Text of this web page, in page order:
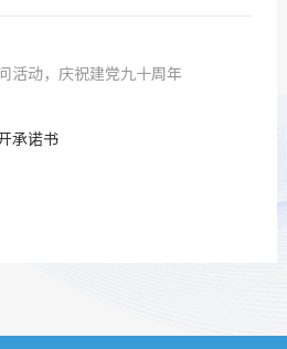
活动，庆祝建党九十周年
承诺书